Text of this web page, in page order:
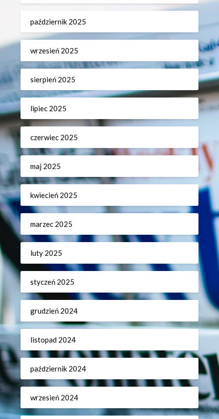
październik 2025
wrzesień 2025
sierpień 2025
lipiec 2025
czerwiec 2025
maj 2025
kwiecień 2025
marzec 2025
luty 2025
styczeń 2025
grudzień 2024
listopad 2024
październik 2024
wrzesień 2024